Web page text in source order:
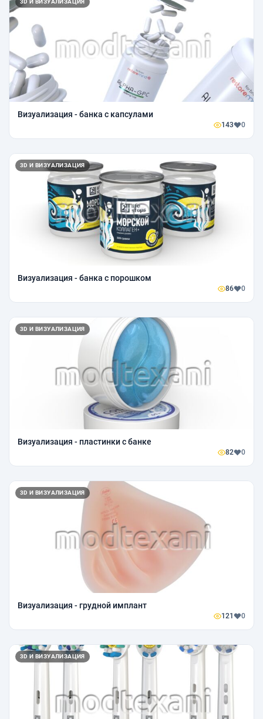
3D И ВИЗУАЛИЗАЦИЯ
Визуализация - банка с капсулами
143 0
3D И ВИЗУАЛИЗАЦИЯ
Визуализация - банка с порошком
86 0
3D И ВИЗУАЛИЗАЦИЯ
Визуализация - пластинки с банке
82 0
3D И ВИЗУАЛИЗАЦИЯ
Визуализация - грудной имплант
121 0
3D И ВИЗУАЛИЗАЦИЯ